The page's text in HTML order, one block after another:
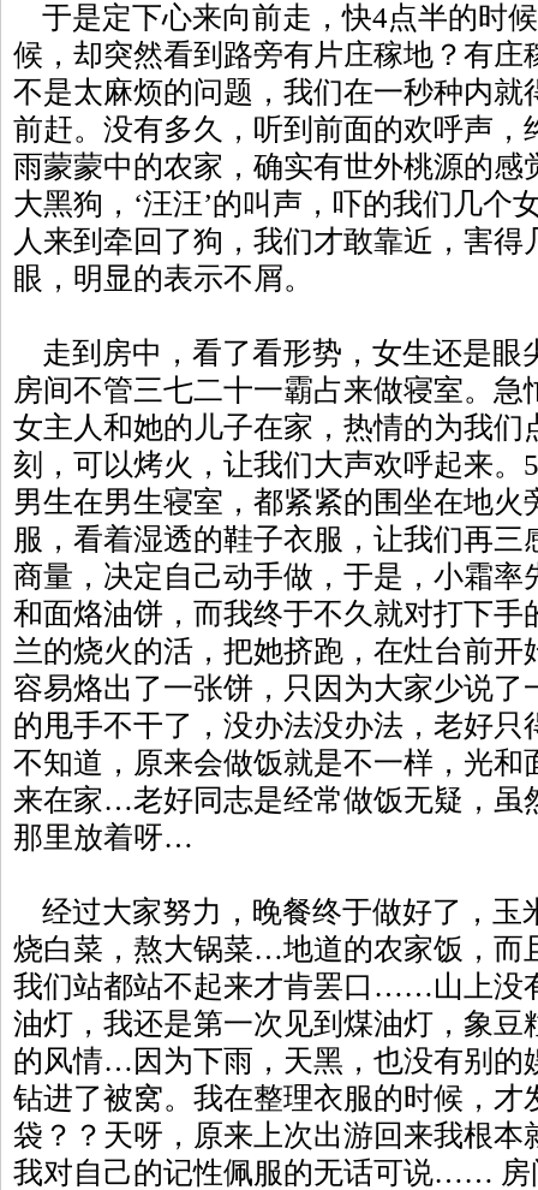
于是定下心来向前走，快4点半的时
候，却突然看到路旁有片庄稼地？有庄
不是太麻烦的问题，我们在一秒种内就
前赶。没有多久，听到前面的欢呼声，
雨蒙蒙中的农家，确实有世外桃源的
大黑狗，‘汪汪’的叫声，吓的我们几个
人来到牵回了狗，我们才敢靠近，害
眼，明显的表示不屑。
走到房中，看了看形势，女生还是眼
房间不管三七二十一霸占来做寝室。
女主人和她的儿子在家，热情的为我们
刻，可以烤火，让我们大声欢呼起来。
男生在男生寝室，都紧紧的围坐在地
服，看着湿透的鞋子衣服，让我们再三
商量，决定自己动手做，于是，小霜率
和面烙油饼，而我终于不久就对打下手
兰的烧火的活，把她挤跑，在灶台前
容易烙出了一张饼，只因为大家少说了
的甩手不干了，没办法没办法，老好只
不知道，原来会做饭就是不一样，光和
来在家…老好同志是经常做饭无疑，虽
那里放着呀…
经过大家努力，晚餐终于做好了，玉
烧白菜，熬大锅菜…地道的农家饭，而
我们站都站不起来才肯罢口……山上没
油灯，我还是第一次见到煤油灯，象豆
的风情…因为下雨，天黑，也没有别的
钻进了被窝。我在整理衣服的时候，才
袋？？天呀，原来上次出游回来我根
我对自己的记性佩服的无话可说…… 房